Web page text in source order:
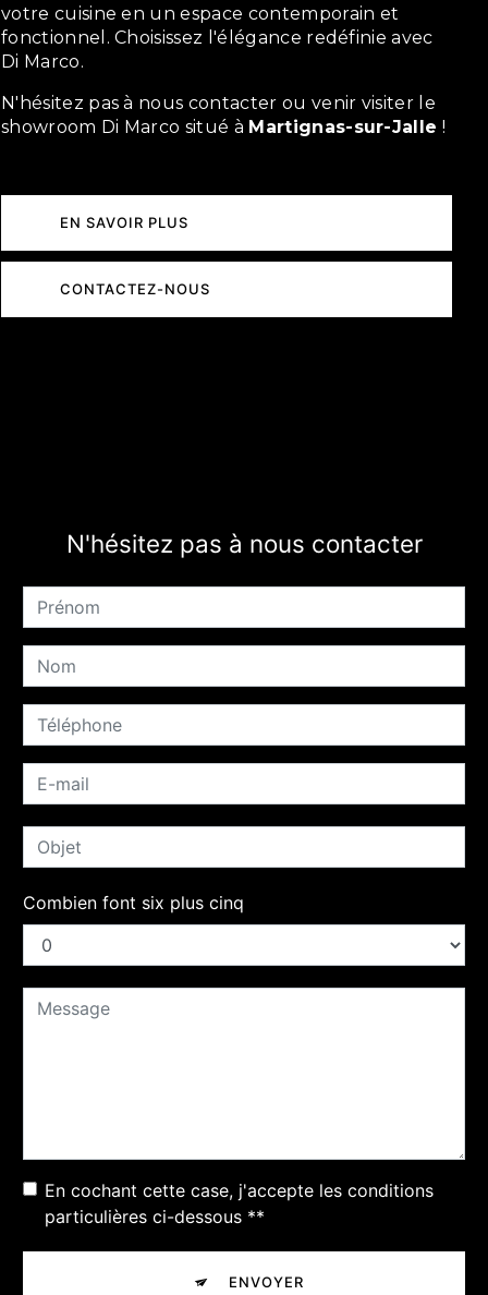
votre cuisine en un espace contemporain et
fonctionnel. Choisissez l'élégance redéfinie avec
Di Marco.
N'hésitez pas à nous contacter ou venir visiter le
showroom Di Marco situé à Martignas-sur-Jalle !
EN SAVOIR PLUS
CONTACTEZ-NOUS
N'hésitez pas à nous contacter
Combien font six plus cinq
En cochant cette case, j'accepte les conditions
particulières ci-dessous **
ENVOYER